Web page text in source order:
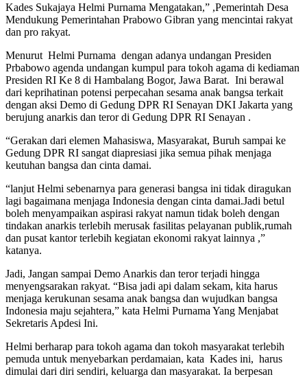
Kades Sukajaya Helmi Purnama Mengatakan,” ,Pemerintah Desa
Mendukung Pemerintahan Prabowo Gibran yang mencintai rakyat
dan pro rakyat.
Menurut Helmi Purnama dengan adanya undangan Presiden
Prbabowo agenda undangan kumpul para tokoh agama di kediaman
Presiden RI Ke 8 di Hambalang Bogor, Jawa Barat. Ini berawal
dari keprihatinan potensi perpecahan sesama anak bangsa terkait
dengan aksi Demo di Gedung DPR RI Senayan DKI Jakarta yang
berujung anarkis dan teror di Gedung DPR RI Senayan .
“Gerakan dari elemen Mahasiswa, Masyarakat, Buruh sampai ke
Gedung DPR RI sangat diapresiasi jika semua pihak menjaga
keutuhan bangsa dan cinta damai.
“lanjut Helmi sebenarnya para generasi bangsa ini tidak diragukan
lagi bagaimana menjaga Indonesia dengan cinta damai.Jadi betul
boleh menyampaikan aspirasi rakyat namun tidak boleh dengan
tindakan anarkis terlebih merusak fasilitas pelayanan publik,rumah
dan pusat kantor terlebih kegiatan ekonomi rakyat lainnya ,”
katanya.
Jadi, Jangan sampai Demo Anarkis dan teror terjadi hingga
menyengsarakan rakyat. “Bisa jadi api dalam sekam, kita harus
menjaga kerukunan sesama anak bangsa dan wujudkan bangsa
Indonesia maju sejahtera,” kata Helmi Purnama Yang Menjabat
Sekretaris Apdesi Ini.
Helmi berharap para tokoh agama dan tokoh masyarakat terlebih
pemuda untuk menyebarkan perdamaian, kata Kades ini, harus
dimulai dari diri sendiri, keluarga dan masyarakat. Ia berpesan